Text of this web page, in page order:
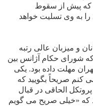
که پيش از سقوط
به وى تسليت خواهد
و ميزبان عالى رتبه
شوراى حکام آژانس بين
مهلت داده بود. يکى
کنم صريحاً بگوييد که
الحاقى در قبال
که «خيلى صريح مى گويم